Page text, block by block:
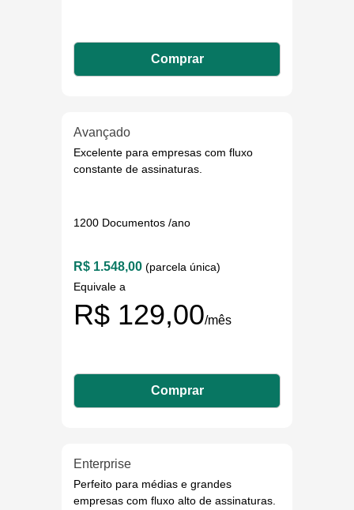
Comprar
Avançado
Excelente para empresas com fluxo
constante de assinaturas.
1200 Documentos /ano
R$ 1.548,00(parcela única)
Equivale a
R$ 129,00/mês
Comprar
Enterprise
Perfeito para médias e grandes
empresas com fluxo alto de assinaturas.